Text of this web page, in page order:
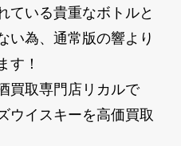
ている貴重なボトルと
い為、通常版の響より
す！
買取専門店リカルで
ウイスキーを高価買取